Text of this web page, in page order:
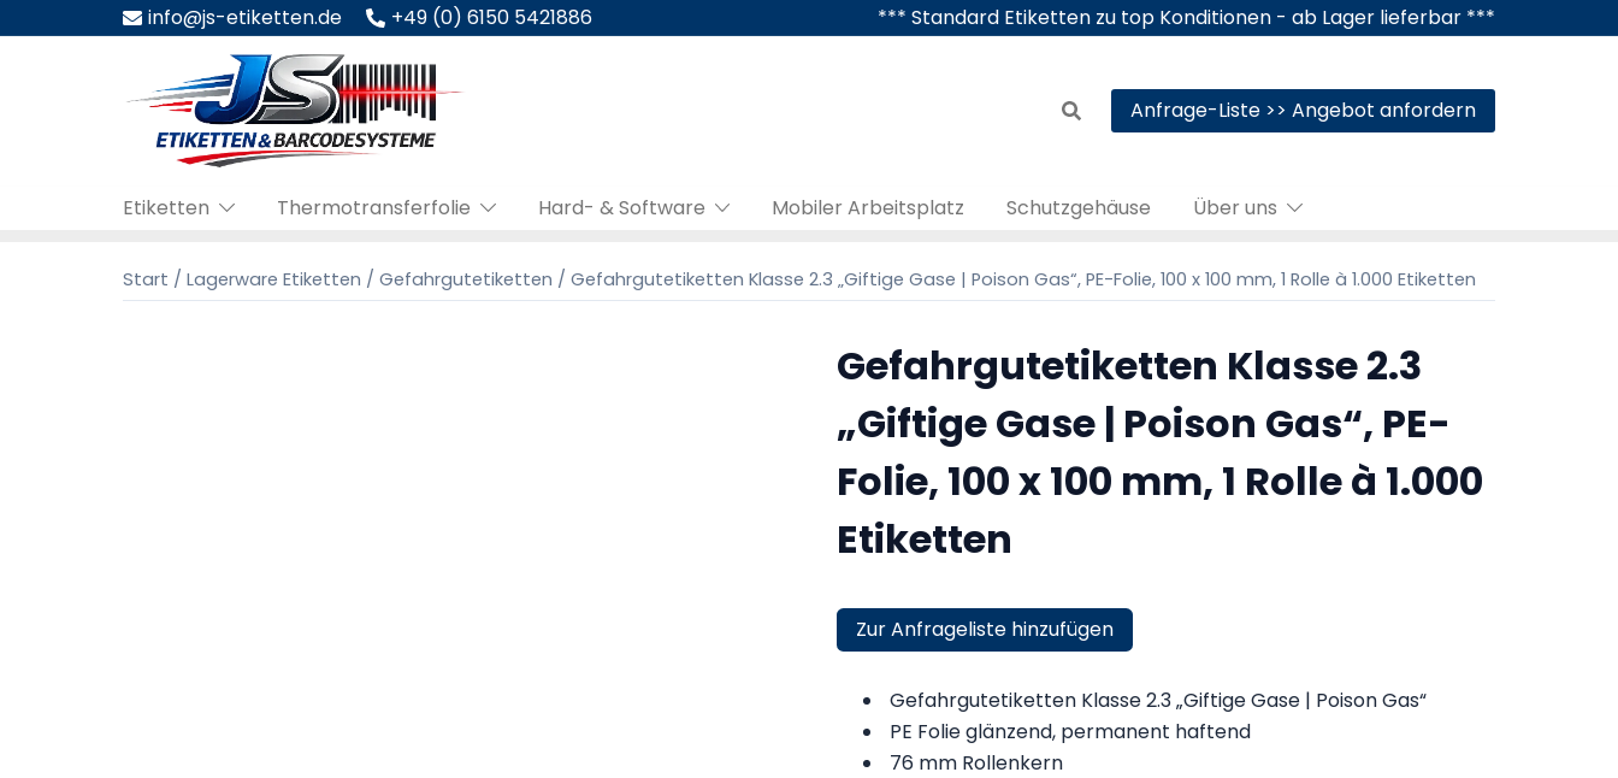
Inhalt
info@js-etiketten.de +49 (0) 6150 5421886 *** Standard Etiketten zu top Konditionen - ab Lager lieferbar ***
Anfrage-Liste >> Angebot anfordern
Etiketten Thermotransferfolie Hard- & Software Mobiler Arbeitsplatz Schutzgehäuse Über uns
Start / Lagerware Etiketten / Gefahrgutetiketten / Gefahrgutetiketten Klasse 2.3 „Giftige Gase | Poison Gas“, PE-Folie, 100 x 100 mm, 1 Rolle à 1.000 Etiketten
Gefahrgutetiketten Klasse 2.3
„Giftige Gase | Poison Gas“, PE-
Folie, 100 x 100 mm, 1 Rolle à 1.000
Etiketten
Zur Anfrageliste hinzufügen
Gefahrgutetiketten Klasse 2.3 „Giftige Gase | Poison Gas“
PE Folie glänzend, permanent haftend
76 mm Rollenkern